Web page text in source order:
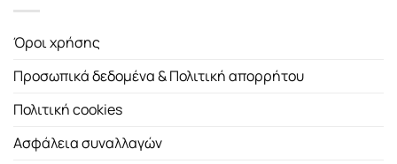
Όροι χρήσης
Προσωπικά δεδομένα & Πολιτική απορρήτου
Πολιτική cookies
Ασφάλεια συναλλαγών